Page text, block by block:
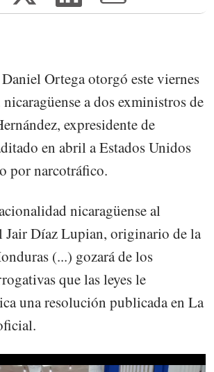
Ortega otorgó este viernes
a dos exministros de
expresidente de
en abril a Estados Unidos
por narcotráfico.
nicaragüense al
Jair Díaz Lupian, originario de la
(...) gozará de los
que las leyes le
una resolución publicada en La